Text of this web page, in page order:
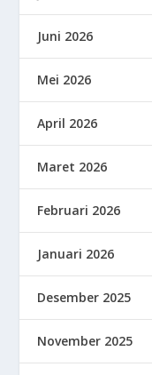
Juni 2026
Mei 2026
April 2026
Maret 2026
Februari 2026
Januari 2026
Desember 2025
November 2025